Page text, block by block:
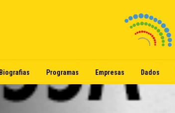
Biografias Programas Empresas Dados